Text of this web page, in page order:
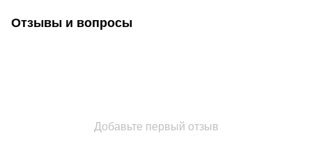
Отзывы и вопросы
Добавьте первый отзыв